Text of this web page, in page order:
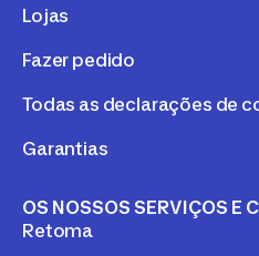
Lojas
Fazer pedido
Todas as declarações de
Garantias
OS NOSSOS SERVIÇOS E
Retoma